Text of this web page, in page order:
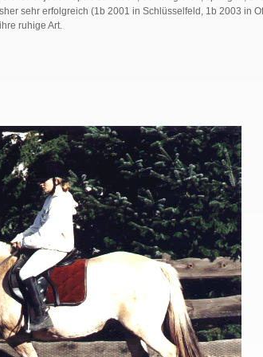
sehr erfolgreich (1b 2001 in Schlüsselfeld, 1b 2003 in
ruhige Art.